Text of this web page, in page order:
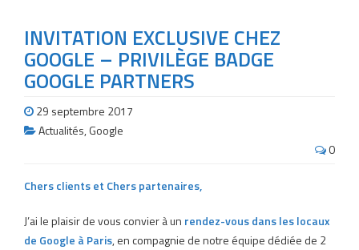
INVITATION EXCLUSIVE CHEZ
GOOGLE – PRIVILÈGE BADGE
GOOGLE PARTNERS
29 septembre 2017
Actualités,Google
0
Chers clients et Chers partenaires,
J’ai le plaisir de vous convier à un rendez-vous dans les locaux
de Google à Paris, en compagnie de notre équipe dédiée de 2